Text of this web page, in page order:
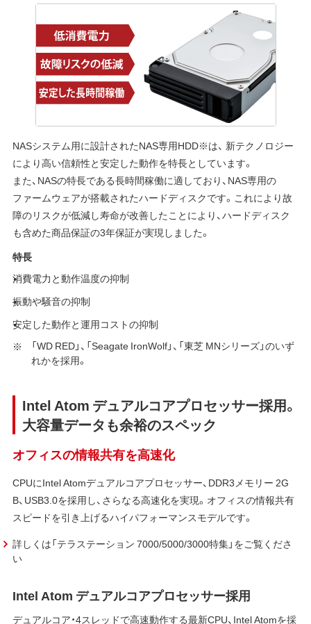
NASシステム用に設計されたNAS専用HDD※は、 新テクノロジー
により高い信頼性と安定した動作を特長としています。
また、NASの特長である長時間稼働に適しており、NAS専用の
ファームウェアが搭載されたハードディスクです。これにより故
障のリスクが低減し寿命が改善したことにより、ハードディスク
も含めた商品保証の3年保証が実現しました。
特長
消費電力と動作温度の抑制
振動や騒音の抑制
安定した動作と運用コストの抑制
「WD RED」、「Seagate IronWolf」、「東芝 MNシリーズ」のいず
れかを採用。
Intel Atom デュアルコアプロセッサー採用。
大容量データも余裕のスペック
オフィスの情報共有を高速化
CPUにIntel Atomデュアルコアプロセッサー、DDR3メモリー 2G
B、USB3.0を採用し、さらなる高速化を実現。オフィスの情報共有
スピードを引き上げるハイパフォーマンスモデルです。
詳しくは「テラステーション 7000/5000/3000特集」をご覧くださ
い
Intel Atom デュアルコアプロセッサー採用
デュアルコア・4スレッドで高速動作する最新CPU、Intel Atomを採